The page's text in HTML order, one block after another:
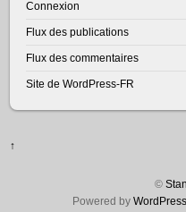
Connexion
Flux des publications
Flux des commentaires
Site de WordPress-FR
↑
©
Powered by WordPress